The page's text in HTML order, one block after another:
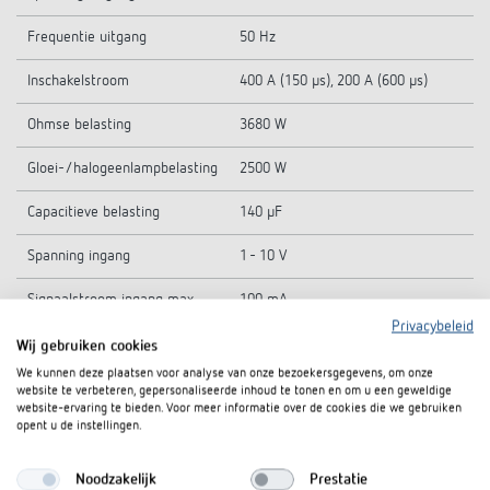
Frequentie uitgang 50 Hz
Inschakelstroom 400 A (150 µs), 200 A (600 µs)
Ohmse belasting 3680 W
Gloei-/halogeenlampbelasting 2500 W
Capacitieve belasting 140 µF
Spanning ingang 1 - 10 V
Signaalstroom ingang max. 100 mA
Signaalduur
Max. kabellengte 500 m
Omgevingstemperatuur
Beschermingsgraad IP 20
Privacybeleid
Wij gebruiken cookies
We kunnen deze plaatsen voor analyse van onze bezoekersgegevens, om onze
website te verbeteren, gepersonaliseerde inhoud te tonen en om u een geweldige
website-ervaring te bieden. Voor meer informatie over de cookies die we gebruiken
opent u de instellingen.
Noodzakelijk Prestatie